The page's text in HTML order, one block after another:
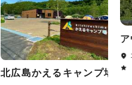
北広島かえるキャンプ場